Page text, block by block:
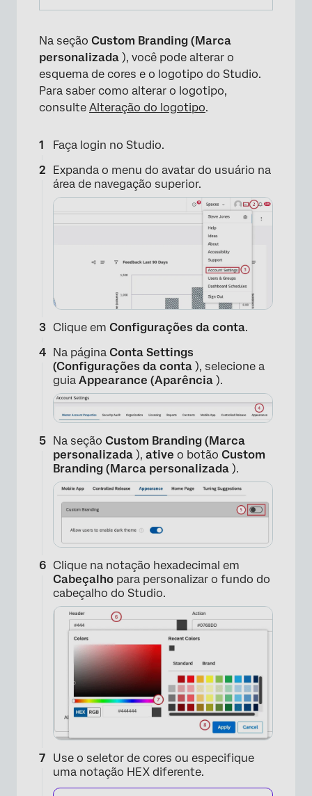
Na seção Custom Branding (Marca
personalizada ), você pode alterar o
esquema de cores e o logotipo do Studio.
Para saber como alterar o logotipo,
consulte Alteração do logotipo.
Faça login no Studio.
Expanda o menu do avatar do usuário na
área de navegação superior.
Clique em Configurações da conta.
Na página Conta Settings
(Configurações da conta ), selecione a
guia Appearance (Aparência ).
Na seção Custom Branding (Marca
personalizada ), ative o botão Custom
Branding (Marca personalizada ).
Clique na notação hexadecimal em
Cabeçalho para personalizar o fundo do
cabeçalho do Studio.
Use o seletor de cores ou especifique
uma notação HEX diferente.